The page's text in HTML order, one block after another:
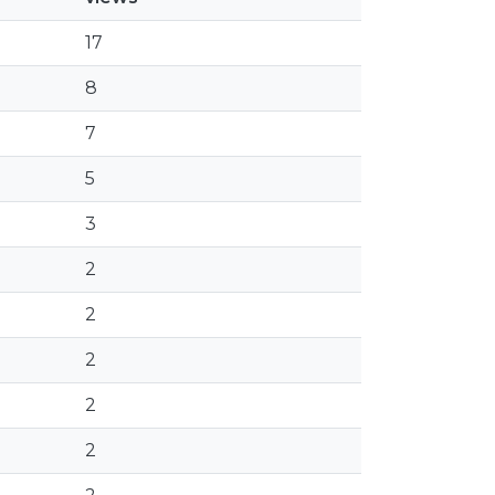
17
8
7
5
3
2
2
2
2
2